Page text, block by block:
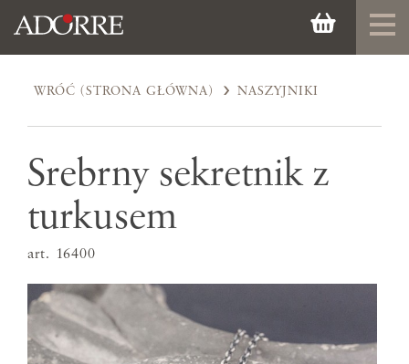
WRÓĆ (STRONA GŁÓWNA) NASZYJNIKI
Srebrny sekretnik z
turkusem
art. 16400